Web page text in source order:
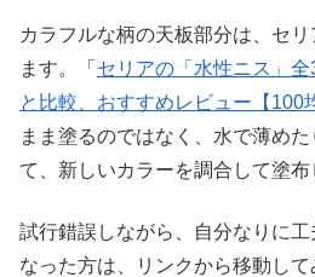
カラフルな柄の天板部分は、セ
ます。「 セリアの「水性ニス」
と比較、おすすめレビュー【100
まま塗るのではなく、水で薄め
て、新しいカラーを調合して塗布
試行錯誤しながら、自分なりに
なった方は、リンクから移動して